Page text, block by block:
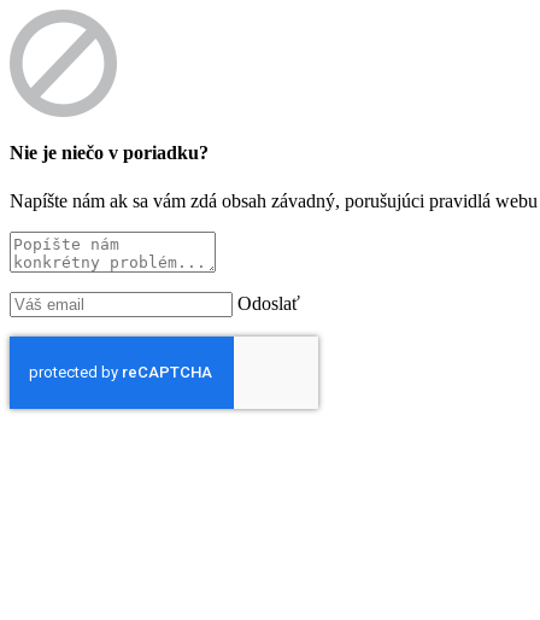
Nie je niečo v poriadku?
Napíšte nám ak sa vám zdá obsah závadný, porušujúci pravidlá
Odoslať